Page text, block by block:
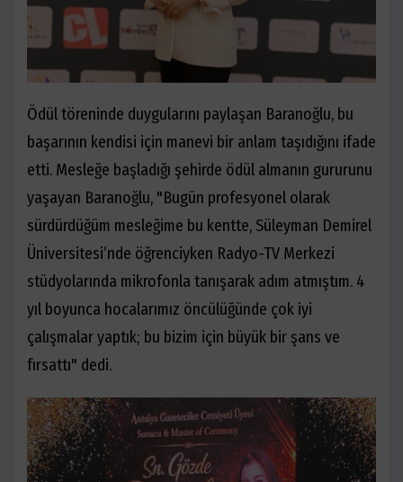
Ödül töreninde duygularını paylaşan Baranoğlu, bu
başarının kendisi için manevi bir anlam taşıdığını ifade
etti. Mesleğe başladığı şehirde ödül almanın gururunu
yaşayan Baranoğlu, "Bugün profesyonel olarak
sürdürdüğüm mesleğime bu kentte, Süleyman Demirel
Üniversitesi’nde öğrenciyken Radyo-TV Merkezi
stüdyolarında mikrofonla tanışarak adım atmıştım. 4
yıl boyunca hocalarımız öncülüğünde çok iyi
çalışmalar yaptık; bu bizim için büyük bir şans ve
fırsattı" dedi.